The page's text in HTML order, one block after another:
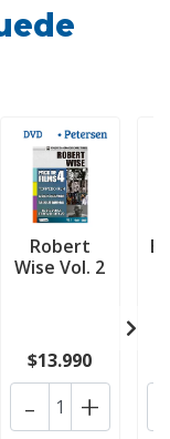
Robert
Wise Vol. 2
$13.990
+
-